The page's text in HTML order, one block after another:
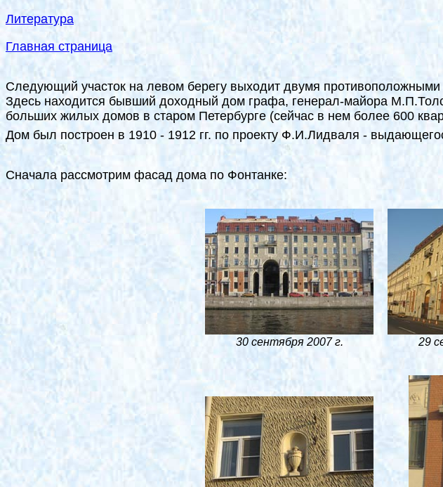
Литература
Главная страница
Следующий участок на левом берегу выходит двумя
Здесь находится бывший доходный дом графа, генерал-майора
больших жилых домов в старом Петербурге (сейчас в нем более 600
Дом был построен в 1910 - 1912 гг. по проекту Ф.И.Лидваля -
Сначала рассмотрим фасад дома по Фонтанке:
30 сентября 2007 г. 29